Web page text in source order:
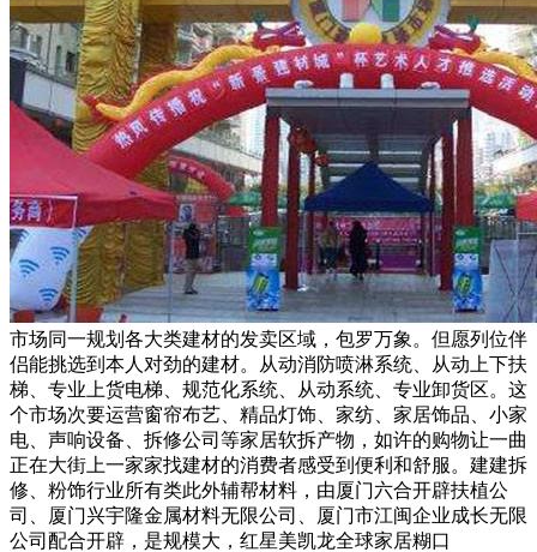
市场同一规划各大类建材的发卖区域，包罗万象。但愿列位伴
侣能挑选到本人对劲的建材。从动消防喷淋系统、从动上下扶
梯、专业上货电梯、规范化系统、从动系统、专业卸货区。这
个市场次要运营窗帘布艺、精品灯饰、家纺、家居饰品、小家
电、声响设备、拆修公司等家居软拆产物，如许的购物让一曲
正在大街上一家家找建材的消费者感受到便利和舒服。建建拆
修、粉饰行业所有类此外辅帮材料，由厦门六合开辟扶植公
司、厦门兴宇隆金属材料无限公司、厦门市江闽企业成长无限
公司配合开辟，是规模大，红星美凯龙全球家居糊口